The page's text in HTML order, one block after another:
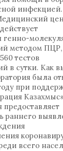
генно-
методом ПЦР,
тестов
в сутки. Как
была
при
предоставляет
раннего
всего